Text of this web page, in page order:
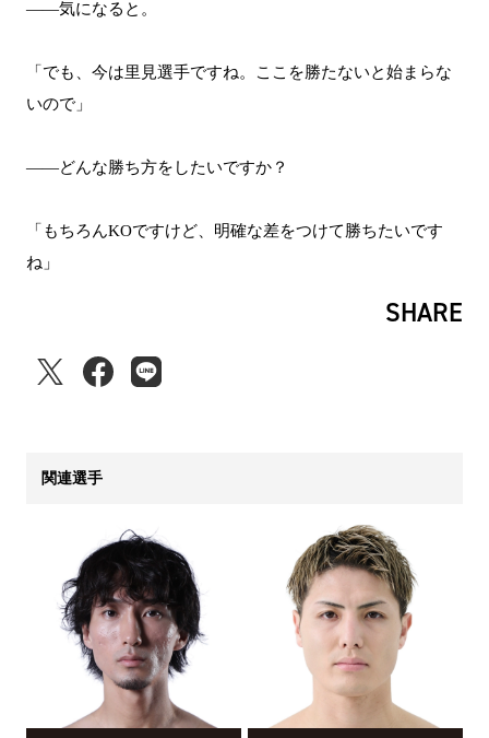
――気になると。
「でも、今は里見選手ですね。ここを勝たないと始まらな
いので」
――どんな勝ち方をしたいですか？
「もちろんKOですけど、明確な差をつけて勝ちたいです
ね」
SHARE
関連選手